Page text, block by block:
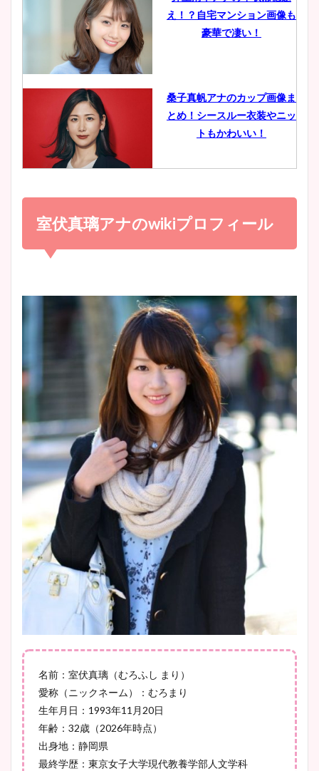
鈴木唯の太ってた時の体重が
ヤバすぎww原因や痩せたダ
豊島実季アナのカップ画像ま
とめ！美脚や水着姿に年齢も
宇賀神メグアナのニット画像
池谷実悠アナのメガネ画像が
かわいい！カップや水着姿も
まとめた！
え！？自宅マンション画像も
豪華で凄い！
桑子真帆アナのカップ画像ま
とめ！シースルー衣装やニッ
トもかわいい！
小室瑛莉子のカップ画像まと
め！足が美脚でニット衣装も
かわいい！
清水麻椰アナのかわいい画
像！身長やカップ、同期や
wikiプロフもチェック！
大家彩香アナのかわいいカッ
プ画像まとめ！同期や実家に
wikiプロフも！
安藤萌々アナのカップ画像や
ニット衣装まとめ！美足の筋
肉も凄い！
鈴木唯の太ってた時の体重が
ヤバすぎww原因や痩せたダ
イエット方は？昔と現在を画
像比較！
豊島実季アナのカップ画像ま
とめ！美脚や水着姿に年齢も
室伏真璃アナのwikiプロフィール
名前：室伏真璃（むろふし まり）
愛称（ニックネーム）：むろまり
生年月日：1993年11月20日
年齢：32歳（2026年時点）
出身地：静岡県
最終学歴：東京女子大学現代教養学部人文学科